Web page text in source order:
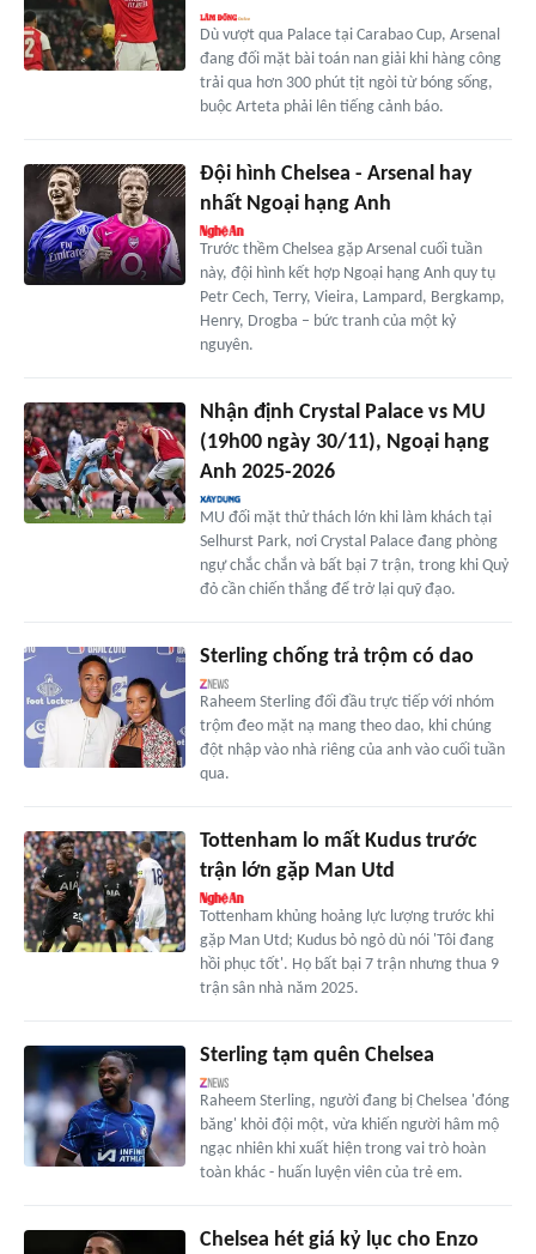
Dù vượt qua Palace tại Carabao Cup, Arsenal
đang đối mặt bài toán nan giải khi hàng công
trải qua hơn 300 phút tịt ngòi từ bóng sống,
buộc Arteta phải lên tiếng cảnh báo.
Đội hình Chelsea - Arsenal hay
nhất Ngoại hạng Anh
Trước thềm Chelsea gặp Arsenal cuối tuần
này, đội hình kết hợp Ngoại hạng Anh quy tụ
Petr Cech, Terry, Vieira, Lampard, Bergkamp,
Henry, Drogba – bức tranh của một kỷ
nguyên.
Nhận định Crystal Palace vs MU
(19h00 ngày 30/11), Ngoại hạng
Anh 2025-2026
MU đối mặt thử thách lớn khi làm khách tại
Selhurst Park, nơi Crystal Palace đang phòng
ngự chắc chắn và bất bại 7 trận, trong khi Quỷ
đỏ cần chiến thắng để trở lại quỹ đạo.
Sterling chống trả trộm có dao
Raheem Sterling đối đầu trực tiếp với nhóm
trộm đeo mặt nạ mang theo dao, khi chúng
đột nhập vào nhà riêng của anh vào cuối tuần
qua.
Tottenham lo mất Kudus trước
trận lớn gặp Man Utd
Tottenham khủng hoảng lực lượng trước khi
gặp Man Utd; Kudus bỏ ngỏ dù nói 'Tôi đang
hồi phục tốt'. Họ bất bại 7 trận nhưng thua 9
trận sân nhà năm 2025.
Sterling tạm quên Chelsea
Raheem Sterling, người đang bị Chelsea 'đóng
băng' khỏi đội một, vừa khiến người hâm mộ
ngạc nhiên khi xuất hiện trong vai trò hoàn
toàn khác - huấn luyện viên của trẻ em.
Chelsea hét giá kỷ lục cho Enzo